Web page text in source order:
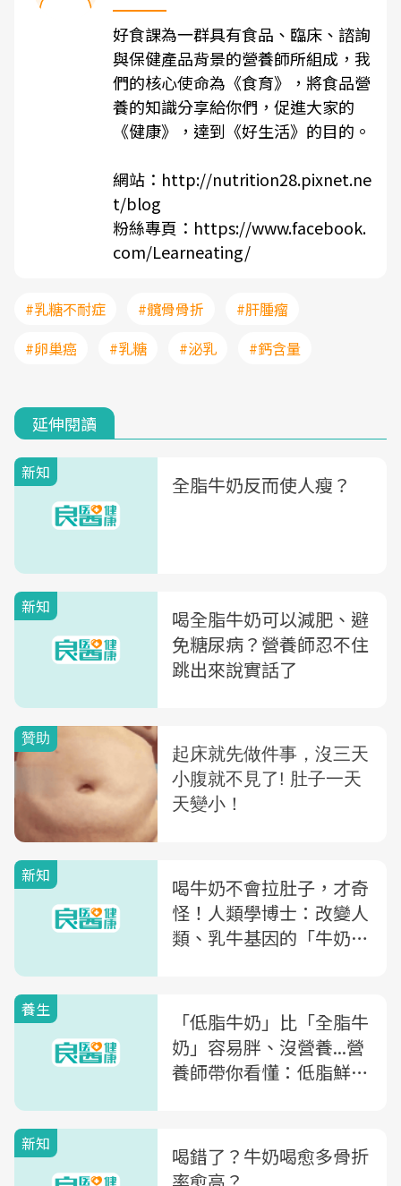
好食課為一群具有食品、臨床、諮詢
與保健產品背景的營養師所組成，我
們的核心使命為《食育》，將食品營
養的知識分享給你們，促進大家的
《健康》，達到《好生活》的目的。
網站： http://nutrition28.pixnet.ne
t/blog
粉絲專頁： https://www.facebook.
com/Learneating/
#乳糖不耐症 #髖骨骨折
#肝腫瘤
#卵巢癌
#乳糖 #泌乳 #鈣含量
延伸閱讀
新知 全脂牛奶反而使人瘦？
新知
喝全脂牛奶可以減肥、避
免糖尿病？營養師忍不住
跳出來說實話了
新知
喝牛奶不會拉肚子，才奇
怪！人類學博士：改變人
類、乳牛基因的「牛奶突
養生
「低脂牛奶」比「全脂牛
奶」容易胖、沒營養...營
養師帶你看懂：低脂鮮奶
新知
喝錯了？牛奶喝愈多骨折